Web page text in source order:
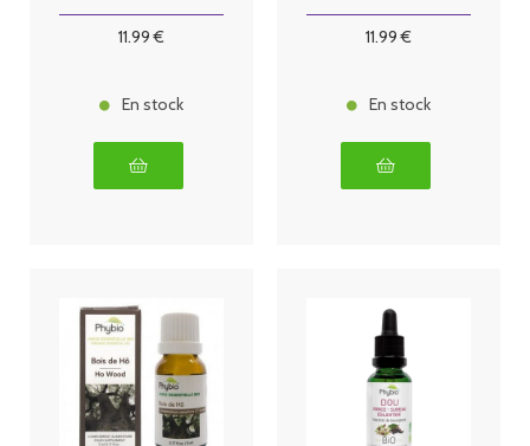
11.99 €
En stock
11.99 €
En stock